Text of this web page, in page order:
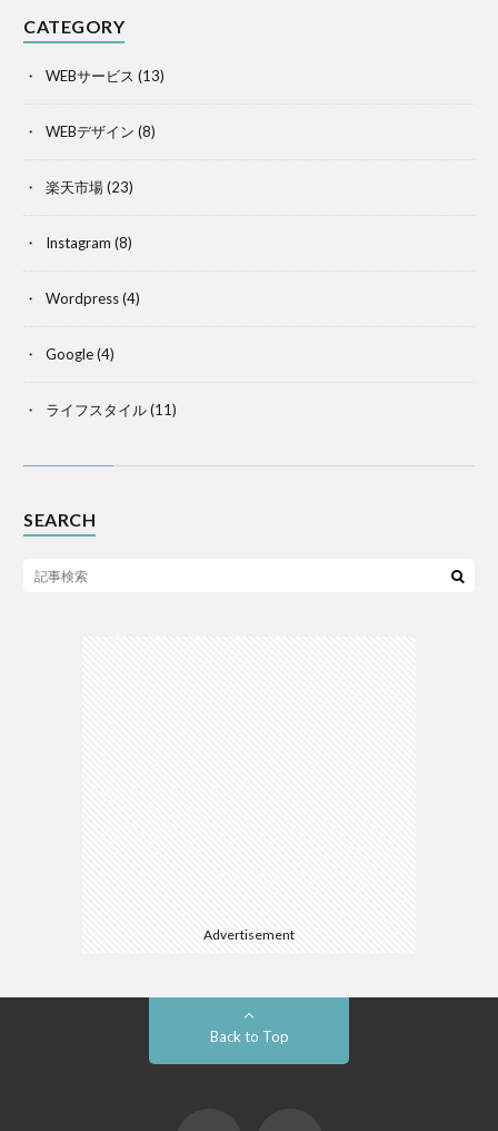
CATEGORY
WEBサービス (13)
WEBデザイン (8)
楽天市場(23)
Instagram (8)
Wordpress(4)
Google(4)
ライフスタイル(11)
SEARCH
Advertisement
Back to Top